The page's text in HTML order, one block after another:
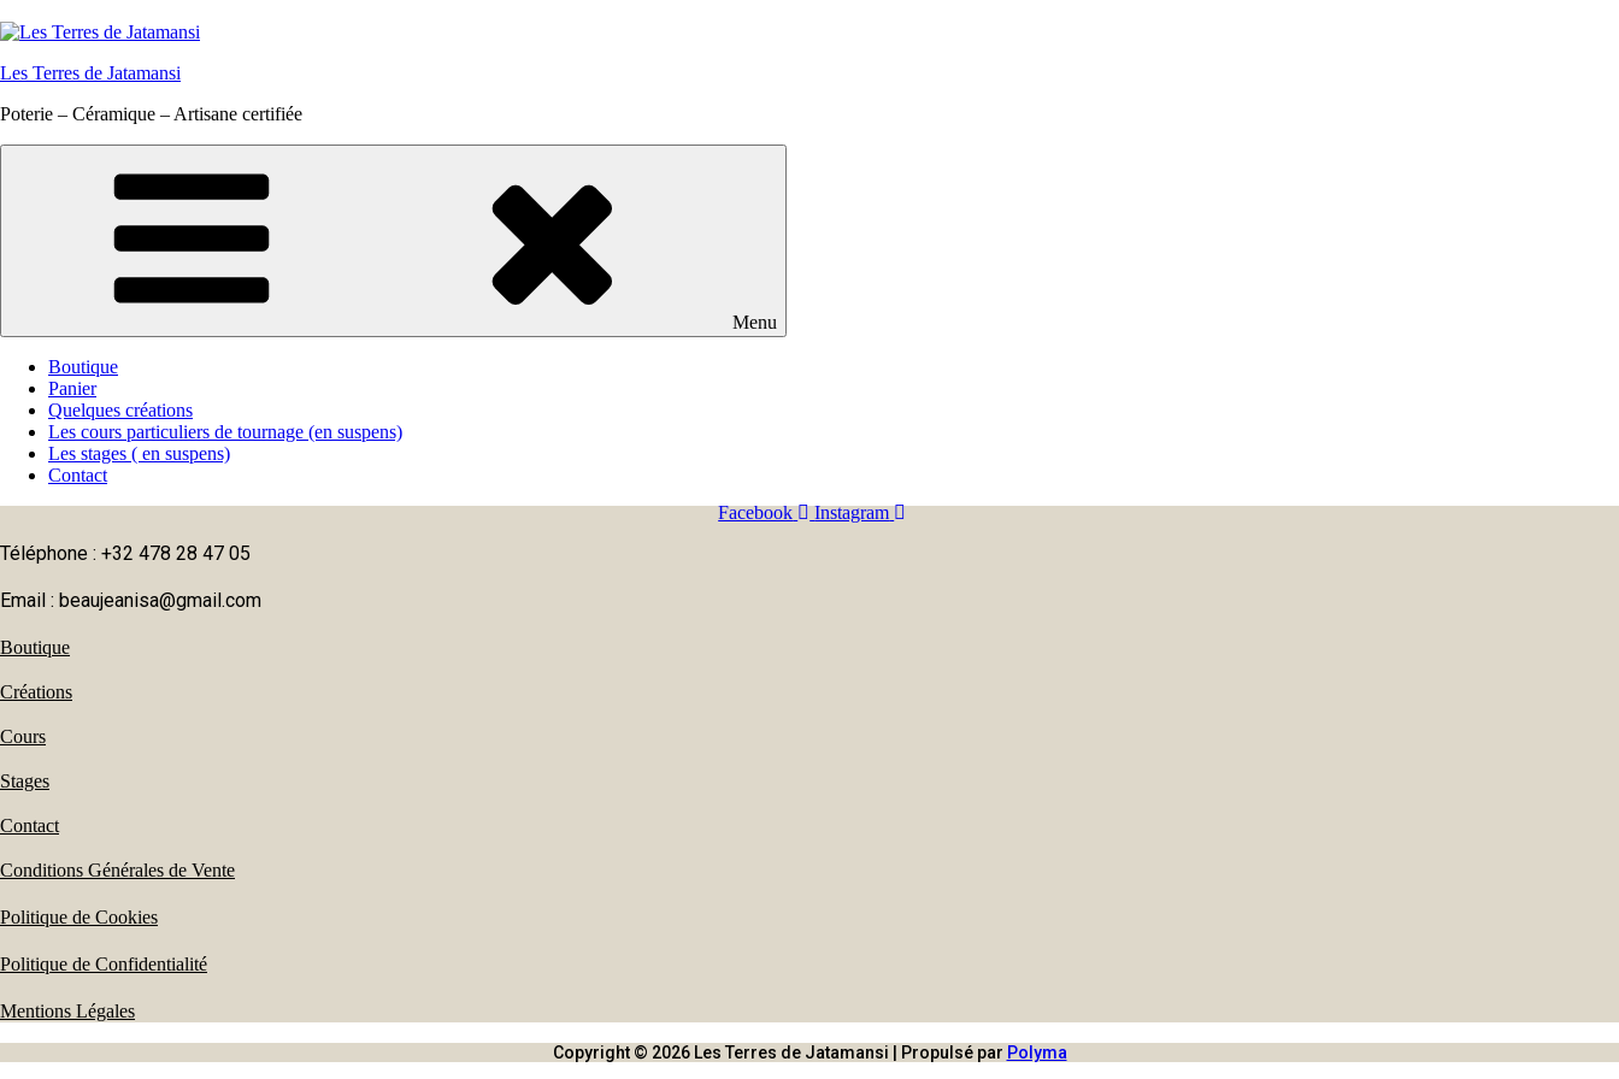
au
principal
Les Terres de Jatamansi
Poterie – Céramique – Artisane certifiée
Menu
Boutique
Panier
Quelques créations
Les cours particuliers de tournage (en suspens)
Les stages ( en suspens)
Contact
Facebook
Instagram
Téléphone : +32 478 28 47 05
Email : beaujeanisa@gmail.com
Boutique
Créations
Cours
Stages
Contact
Conditions Générales de Vente
Politique de Cookies
Politique de Confidentialité
Mentions Légales
Copyright © 2026 Les Terres de Jatamansi | Propulsé par Polyma